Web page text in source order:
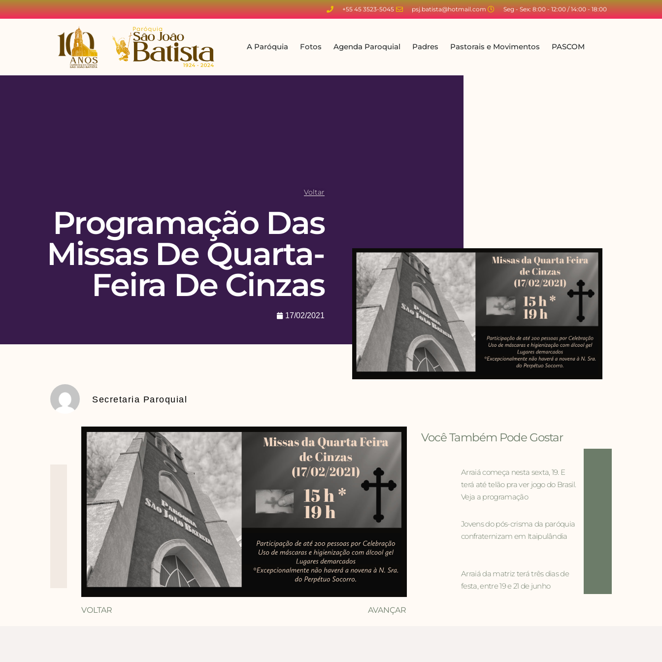
+55 45 3523-5045 psj.batista@hotmail.com Seg - Sex: 8:00 - 12:00 / 14:00 - 18:00
A Paróquia Fotos Agenda Paroquial Padres Pastorais e Movimentos PASCOM
Voltar
Programação Das
Missas De Quarta-
Feira De Cinzas
17/02/2021
Secretaria Paroquial
VOLTAR AVANÇAR
Você Também Pode Gostar
Arraiá começa nesta sexta, 19. E
terá até telão pra ver jogo do Brasil.
Veja a programação
Jovens do pós-crisma da paróquia
confraternizam em Itaipulândia
Arraiá da matriz terá três dias de
festa, entre 19 e 21 de junho